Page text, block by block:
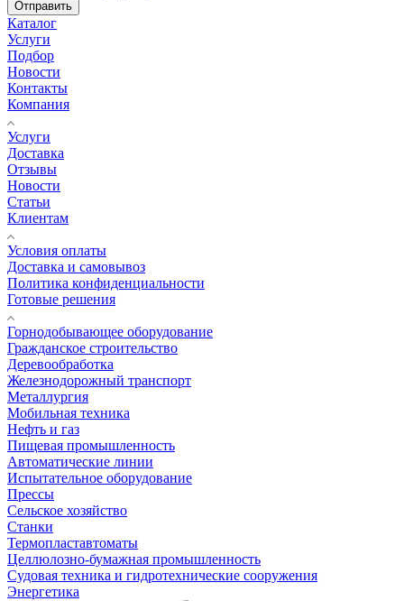
Отправить
Каталог
Услуги
Подбор
Новости
Контакты
Компания
Услуги
Доставка
Отзывы
Новости
Статьи
Клиентам
Условия оплаты
Доставка и самовывоз
Политика конфиденциальности
Готовые решения
Горнодобывающее оборудование
Гражданское строительство
Деревообработка
Железнодорожный транспорт
Металлургия
Мобильная техника
Нефть и газ
Пищевая промышленность
Автоматические линии
Испытательное оборудование
Прессы
Сельское хозяйство
Станки
Термопластавтоматы
Целлюлозно-бумажная промышленность
Судовая техника и гидротехнические сооружения
Энергетика